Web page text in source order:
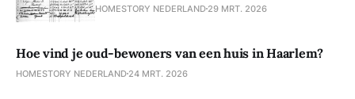
HOMESTORY NEDERLAND 29 MRT. 2026
Hoe vind je oud-bewoners van een huis in Haarlem?
HOMESTORY NEDERLAND 24 MRT. 2026